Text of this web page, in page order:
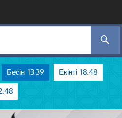
Бесін 13:39 Екінті 18:48